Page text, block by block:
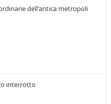
dell'antica metropoli
interrotto